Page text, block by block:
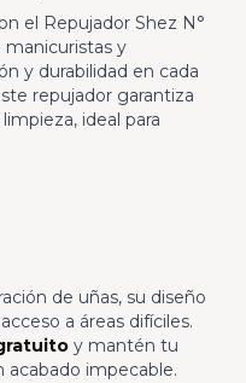
el Repujador Shez N°
manicuristas y
y durabilidad en cada
repujador garantiza
ideal para
de uñas, su diseño
a áreas difíciles.
y mantén tu
acabado impecable.